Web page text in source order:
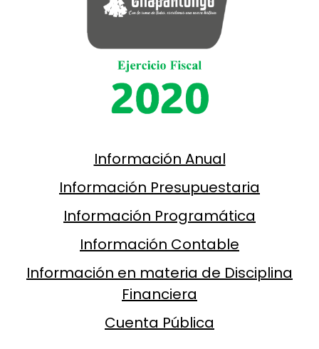
Información Anual
Información Presupuestaria
Información Programática
Información Contable
Información en materia de Disciplina
Financiera
Cuenta Pública